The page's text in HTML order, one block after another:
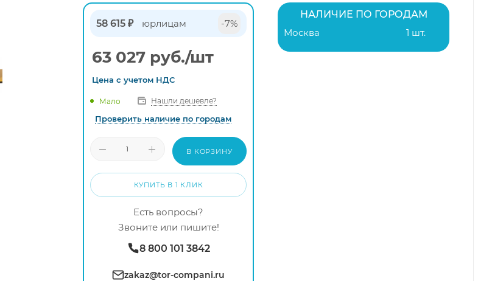
58 615 ₽ юрлицам -7%
63 027 руб./шт
Цена с учетом НДС
Мало Нашли дешевле?
Проверить наличие по городам
В КОРЗИНУ
КУПИТЬ В 1 КЛИК
Есть вопросы?
Звоните или пишите!
8 800 101 3842
zakaz@tor-compani.ru
НАЛИЧИЕ ПО ГОРОДАМ
Москва
1 шт.